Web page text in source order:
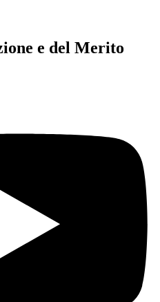
e del Merito